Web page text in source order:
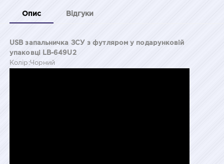
Опис Відгуки
USB запальничка ЗСУ з футляром у подарунковій
упаковці LB-649U2
Колір:Чорний